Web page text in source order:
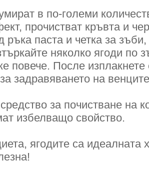
в по-големи
прочистват кръвта и
ръка паста и четка за
няколко ягоди по
повече. После
задравяването на
за почистване на
избелващо свойство.
ягодите са идеалната